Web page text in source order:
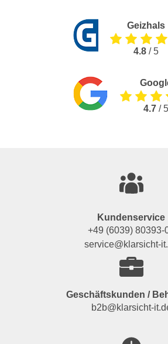
Geizhals
4.8 / 5
4.7 / 5
Kundenservice
+49 (6039) 80393-
service@klarsicht-
Geschäftskunden /
b2b@klarsicht-